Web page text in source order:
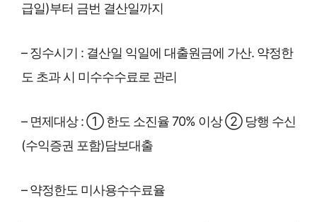
급일)부터 금번 결산일까지
– 징수시기 : 결산일 익일에 대출원금에 가산. 약정한
도 초과 시 미수수수료로 관리
– 면제대상 : ① 한도 소진율 70% 이상 ② 당행 수신
(수익증권 포함)담보대출
– 약정한도 미사용수수료율